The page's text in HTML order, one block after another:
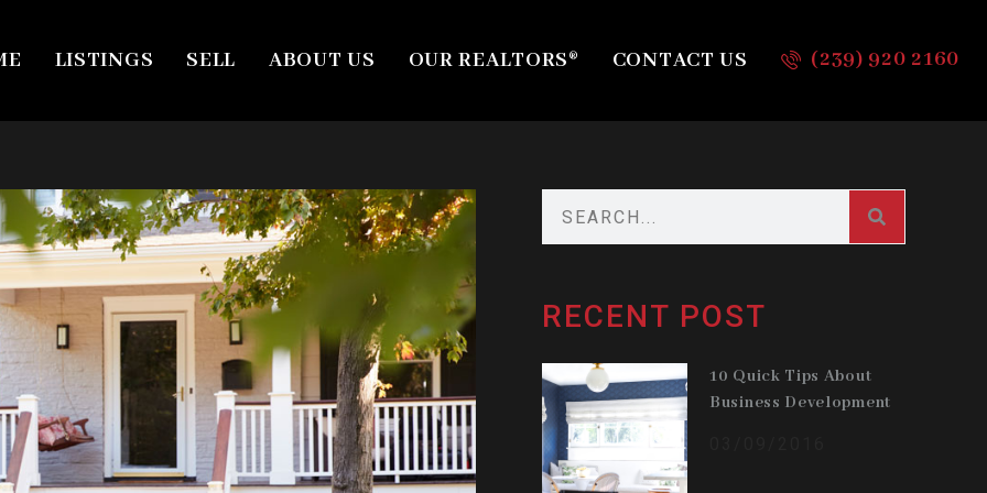
LISTINGS SELL ABOUT US OUR REALTORS® CONTACT US (239) 920 2160
RECENT POST
10 Quick Tips About
Business Development